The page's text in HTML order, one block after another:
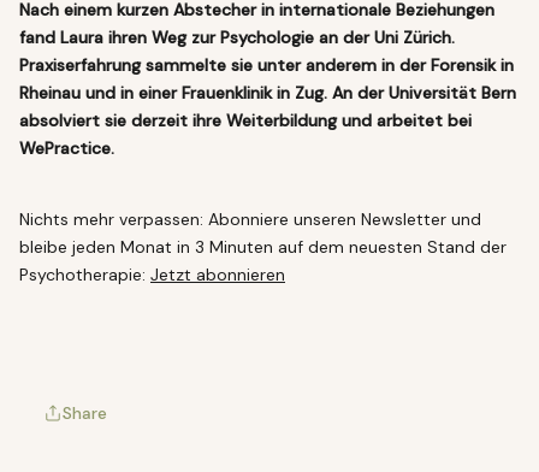
Nach einem kurzen Abstecher in internationale Beziehungen
fand Laura ihren Weg zur Psychologie an der Uni Zürich.
Praxiserfahrung sammelte sie unter anderem in der Forensik in
Rheinau und in einer Frauenklinik in Zug. An der Universität Bern
absolviert sie derzeit ihre Weiterbildung und arbeitet bei
WePractice.
Nichts mehr verpassen: Abonniere unseren Newsletter und
bleibe jeden Monat in 3 Minuten auf dem neuesten Stand der
Psychotherapie: Jetzt abonnieren
Share